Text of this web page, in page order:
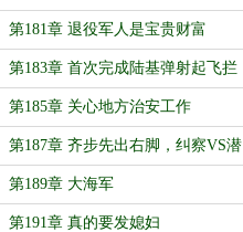
岛！
第181章 退役军人是宝贵财富
第183章 首次完成陆基弹射起飞拦
阻降落
第185章 关心地方治安工作
第187章 齐步先出右脚，纠察VS潜
艇兵
第189章 大海军
第191章 真的要发媳妇